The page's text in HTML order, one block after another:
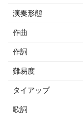
演奏形態
作曲
作詞
難易度
タイアップ
歌詞